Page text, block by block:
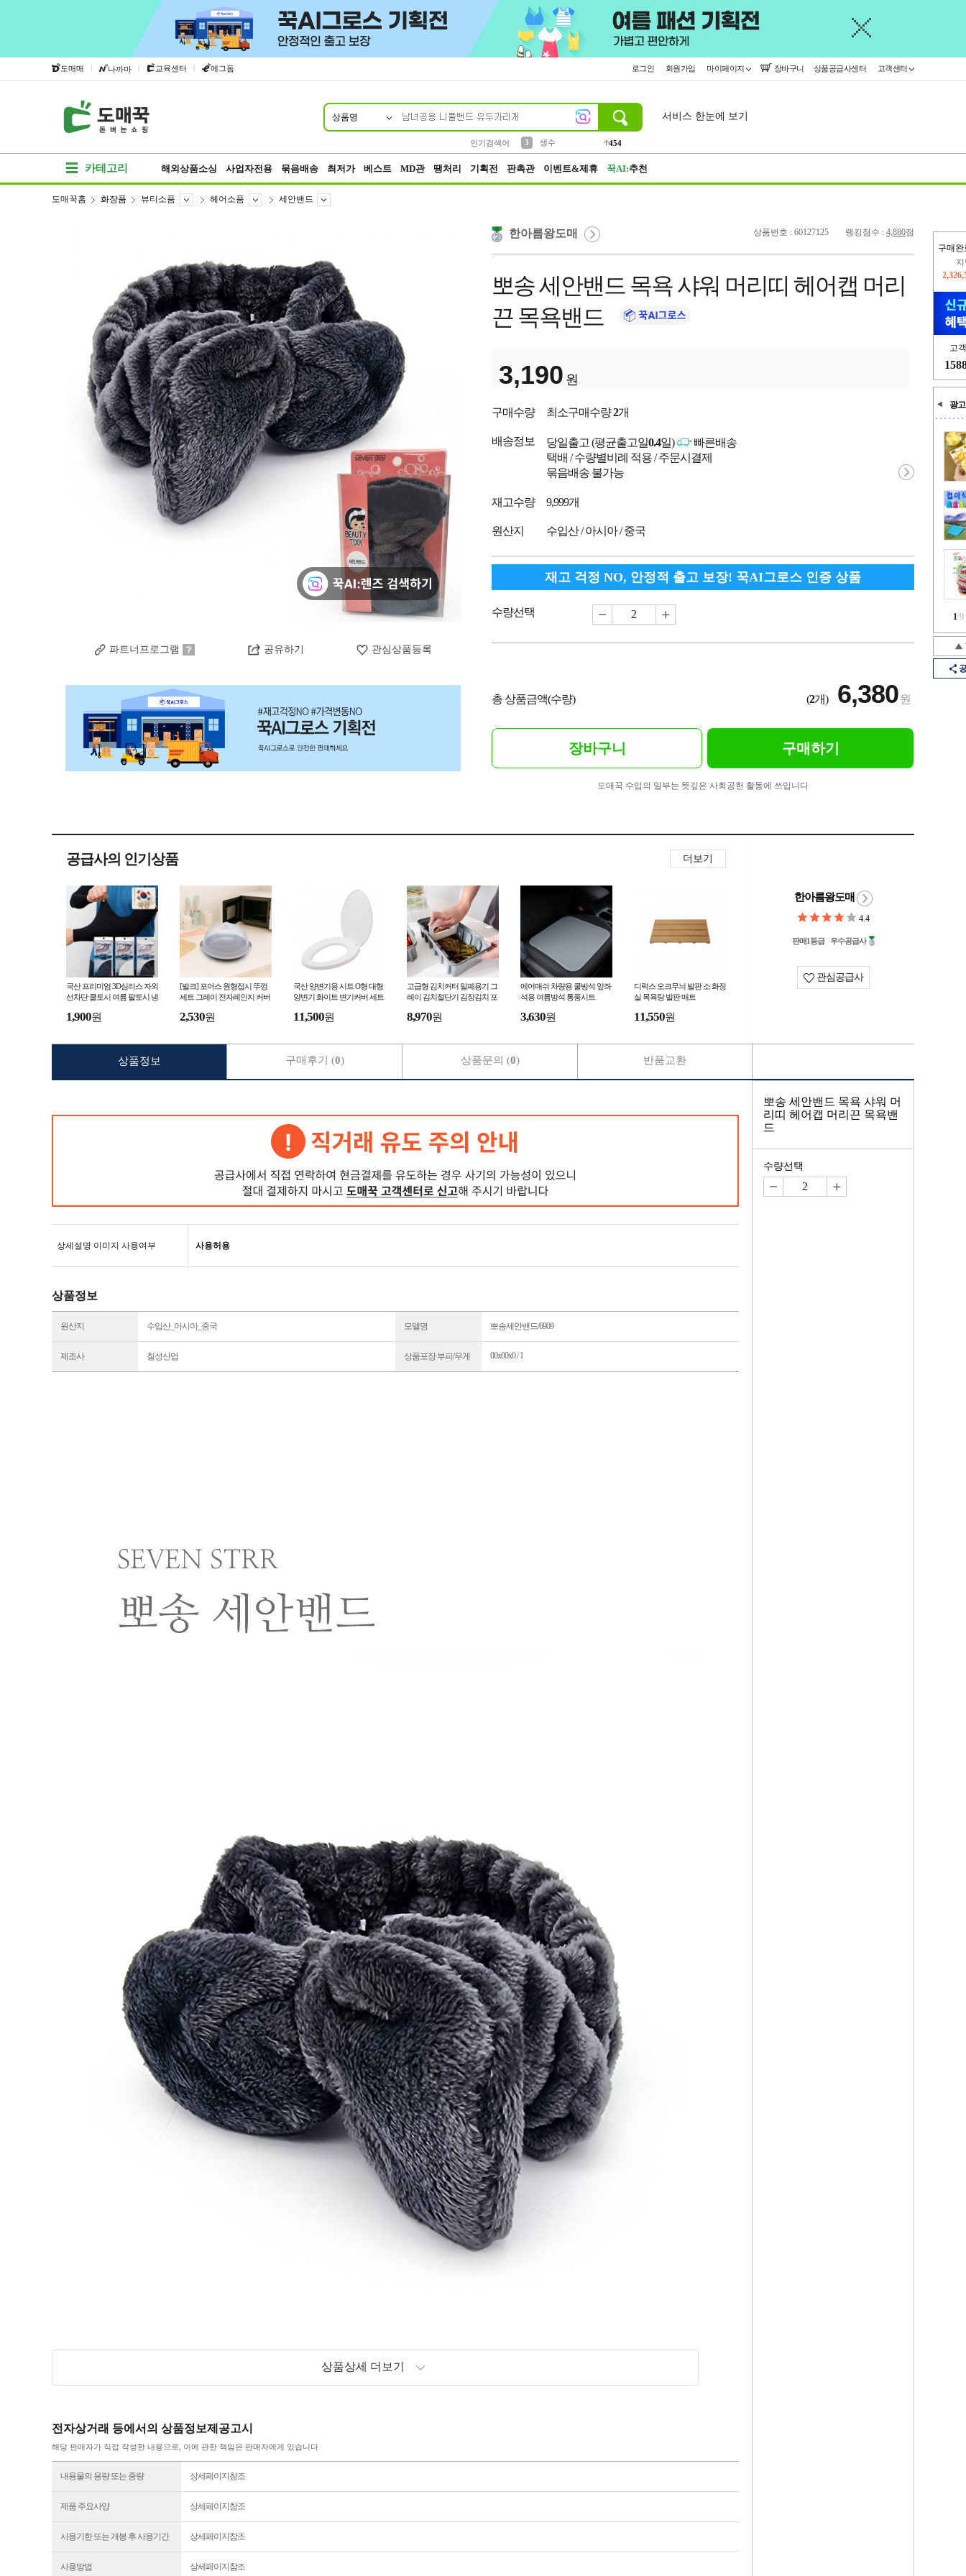
도매매 | 나까마 | 교육센터 | 에그돔 로그인 회원가입 마이페이지 장바구니 상품공급사센터 고객센터
상품명
인기검색어
3
생수
454
서비스 한눈에 보기
카테고리 해외상품소싱 사업자전용 묶음배송 최저가 베스트 MD관 땡처리 기획전 판촉관 이벤트&제휴 꾹AI:추천
구매완
고
광고
1/9
도매꾹홈 화장품 뷰티소품 헤어소품 세안밴드
파트너프로그램 공유하기 관심상품등록
상품번호 : 60127125 랭킹점수 : 4,880점
한아름왕도매
뽀송 세안밴드 목욕 샤워 머리띠 헤어캡 머리
끈 목욕밴드
3,190 원
구매수량 최소구매수량2개
배송정보 당일출고 (평균출고일0.4일)
빠른배송
택배 / 수량별비례 적용 / 주문시결제
묶음배송 불가능
재고수량 9,999개
원산지 수입산 / 아시아 / 중국
재고 걱정 NO, 안정적 출고 보장! 꾹AI그로스 인증 상품
수량선택
총 상품금액(수량) (2개) 6,380원
장바구니 구매하기
도매꾹 수입의 일부는 뜻깊은 사회공헌 활동에 쓰입니다
공급사의 인기상품 더보기
국산 프리미엄 3D심리스 자외
선차단 쿨토시 여름 팔토시 냉
1,900원
[벌크] 포어스 원형접시 뚜껑
세트 그레이 전자레인지 커버
푸드커버
2,530원
국산 양변기용 시트 O형 대형
양변기 화이트 변기커버 세트
11,500원
고급형 김치커터 밀폐용기 그
레이 김치절단기 김장김치 포
커팅보관통 칼내장
8,970원
에어매쉬 차량용 쿨방석 앞좌
석용 여름방석 통풍시트
3,630원
디럭스 오크무늬 발판 소 화장
실 목욕탕 발판 매트
11,550원
한아름왕도매
4.4
판매1등급 우수공급사
관심공급사
상세설명 이미지 사용여부 사용허용
상품정보
원산지 수입산_아시아_중국 모델명 뽀송세안밴드/6909
제조사 칠성산업 상품포장 부피/무게 00x00x0 / 1
상품상세 더보기
전자상거래 등에서의 상품정보제공고시
해당 판매자가 직접 작성한 내용으로, 이에 관한 책임은 판매자에게 있습니다
내용물의 용량 또는 중량 상세페이지참조
제품 주요사양 상세페이지참조
사용기한 또는 개봉 후 사용기간 상세페이지참조
사용방법 상세페이지참조
상품정보 구매후기 (0) 상품문의 (0) 반품교환
뽀송 세안밴드 목욕 샤워 머
리띠 헤어캡 머리끈 목욕밴
드
수량선택